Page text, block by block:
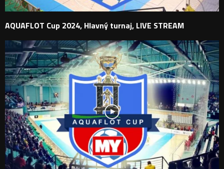
AQUAFLOT Cup 2024, Hlavný turnaj, LIVE STREAM